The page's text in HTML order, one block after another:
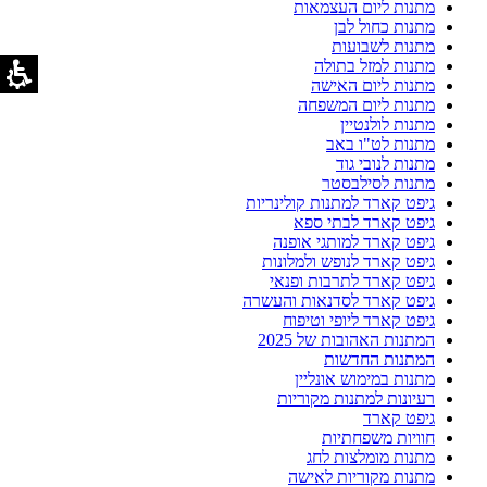
מתנות ליום העצמאות
מתנות כחול לבן
מתנות לשבועות
מתנות למזל בתולה
מתנות ליום האישה
מתנות ליום המשפחה
מתנות לולנטיין
מתנות לט"ו באב
מתנות לנובי גוד
מתנות לסילבסטר
גיפט קארד למתנות קולינריות
גיפט קארד לבתי ספא
גיפט קארד למותגי אופנה
גיפט קארד לנופש ולמלונות
גיפט קארד לתרבות ופנאי
גיפט קארד לסדנאות והעשרה
גיפט קארד ליופי וטיפוח
המתנות האהובות של 2025
המתנות החדשות
מתנות במימוש אונליין
רעיונות למתנות מקוריות
גיפט קארד
חוויות משפחתיות
מתנות מומלצות לחג
מתנות מקוריות לאישה